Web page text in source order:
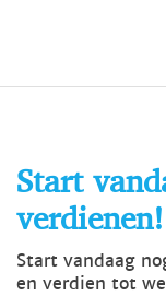
Start
verdienen!
Start vandaag
en verdien tot